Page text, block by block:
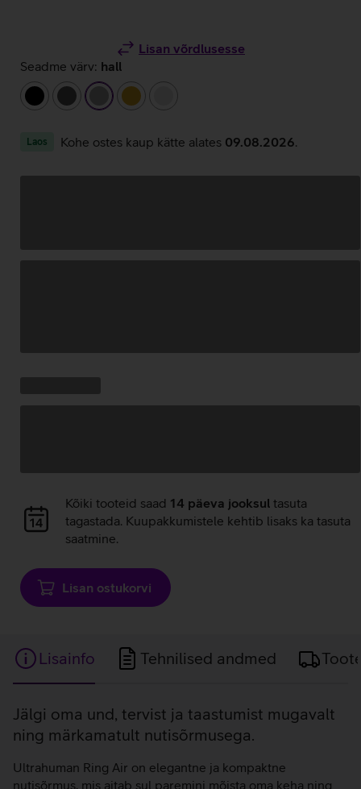
Lisan võrdlusesse
Seadme värv: hall
must
tumehall
hall kuldne
Laos Kohe ostes kaup kätte alates 09.08.2026
Andmete
laadimine
Kõiki tooteid saad 14 päeva jooksul tasuta
tagastada. Kuupakkumistele kehtib lisaks ka tasuta
saatmine.
Lisan ostukorvi
Lisainfo Tehnilised andmed
Lisainfo
Jälgi oma und, tervist ja taastumist mugavalt
ning märkamatult nutisõrmusega.
Ultrahuman Ring Air on elegantne ja kompaktne
nutisõrmus, mis aitab sul paremini mõista oma keha ning